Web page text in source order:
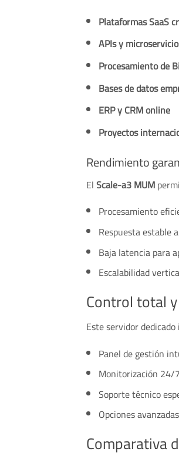
Plataformas SaaS
APIs y
Procesamiento de
Bases de datos
ERP y CRM online
Proyectos
Rendimiento
ElScale-a3 MUM
Procesamiento
Respuesta estable
Baja latencia para
Escalabilidad
Control total
Este servidor
Panel de gestión
Monitorización 24/
Soporte técnico
Opciones
Comparativa